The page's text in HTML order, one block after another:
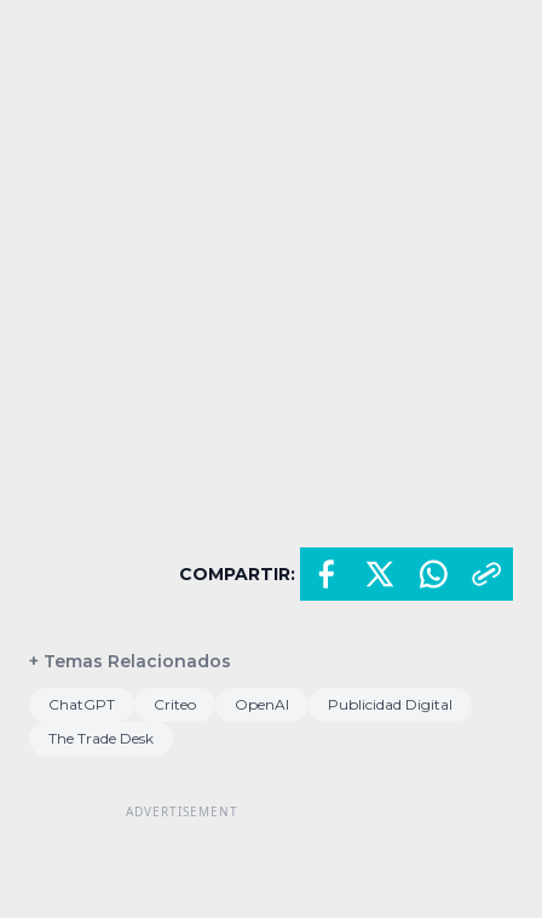
COMPARTIR:
+ Temas Relacionados
ChatGPT Criteo OpenAI
Publicidad Digital
The Trade Desk